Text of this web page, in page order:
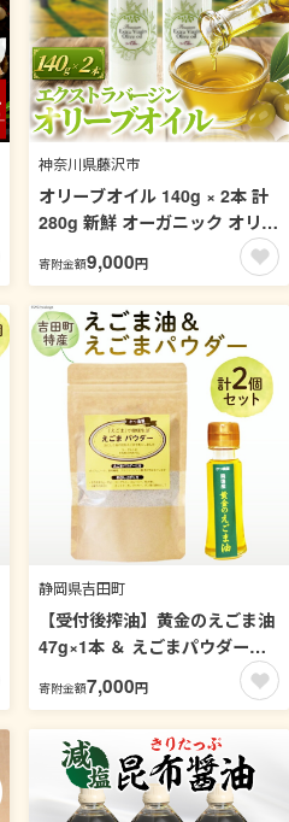
神奈川県藤沢市
オリーブオイル 140g × 2本 計
280g 新鮮 オーガニック オリー
ブ油 しぼりたて エキストラバ
ージン 油 食用油 調味料 健康
サラダ オイル オリーブ さっぱ
り ドレッシング オリーブ オイ
ル おりーぶ おいる おりーぶお
いる Olive OIL oliveoil 高級 小
分け 食べ物以外 フレッシュオ
リーブ 神奈川 湘南 藤沢
寄附金額9,000円
静岡県吉田町
【受付後搾油】黄金のえごま油
47g×1本 ＆ えごまパウダー
100g×1袋 セット [かつ農園 静
岡県 吉田町 22424135] 国産 エ
ゴマ油 えごま油 荏胡麻油 エゴ
マ えごま 荏胡麻 食用油
寄附金額7,000円